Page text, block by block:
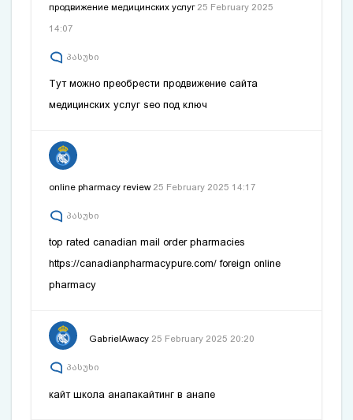
продвижение медицинских услуг 25 February 2025
14:07
პასუხი
Тут можно преобрести продвижение сайта
медицинских услугseo под ключ
online pharmacy review 25 February 2025 14:17
პასუხი
top rated canadian mail order pharmacies
https://canadianpharmacypure.com/foreign online
pharmacy
GabrielAwacy 25 February 2025 20:20
პასუხი
кайт школа анапакайтинг в анапе